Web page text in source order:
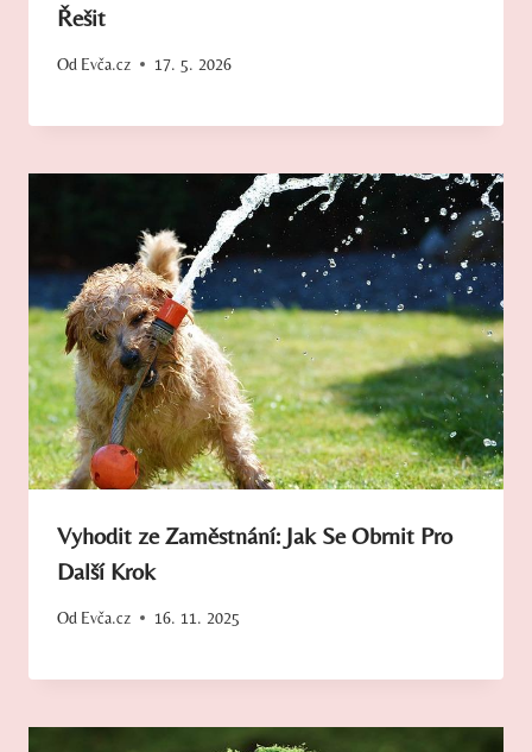
Řešit
Od Evča.cz 17. 5. 2026
Vyhodit ze Zaměstnání: Jak Se Obrnit Pro
Další Krok
Od Evča.cz 16. 11. 2025